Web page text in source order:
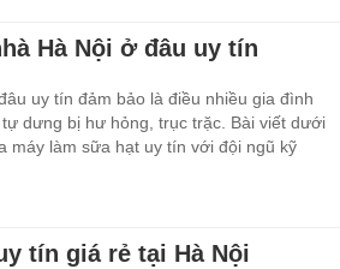
Hà Nội ở đâu uy tín
uy tín đảm bảo là điều nhiều gia đình
dưng bị hư hỏng, trục trặc. Bài viết dưới
máy làm sữa hạt uy tín với đội ngũ kỹ
tín giá rẻ tại Hà Nội